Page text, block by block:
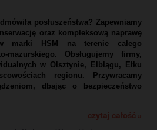
posłuszeństwa? Zapewniamy
oraz kompleksową naprawę
marki HSM na terenie całego
mazurskiego. Obsługujemy firmy,
w Olsztynie, Elblągu, Ełku
regionu. Przywracamy
dbając o bezpieczeństwo
czytaj całość »